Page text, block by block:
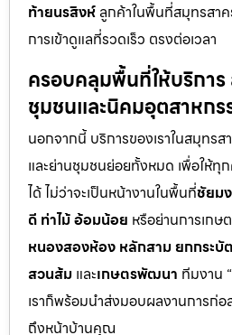
ท้ายนรสิงห์ ลูกค้าในพื้นที่สมุทรสาค
การเข้าดูแลที่รวดเร็ว ตรงต่อเวลา
ครอบคลุมพื้นที่ให้บริการ
ชุมชนและนิคมอุตสาหกร
นอกจากนี้ บริการของเราในสมุทร
และย่านชุมชนย่อยทั้งหมด เพื่อให้
ได้ ไม่ว่าจะเป็นหน้างานในพื้นที่ชัยม
ดี ท่าไม้ อ้อมน้อย หรือย่านการเกษ
หนองสองห้อง หลักสาม ยกกระบัต
สวนส้ม และเกษตรพัฒนา ทีมงาน
เราก็พร้อมนำส่งมอบผลงานการก่
ถึงหน้าบ้านคุณ